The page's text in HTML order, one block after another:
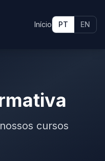
Início PT EN
cursos